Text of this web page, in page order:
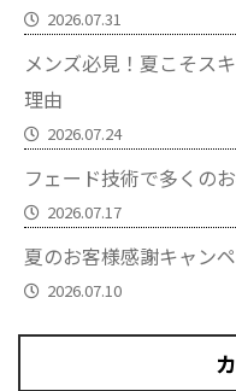
2026.07.31
メンズ必見！夏こそス
理由
2026.07.24
フェード技術で多くの
2026.07.17
夏のお客様感謝キャン
2026.07.10